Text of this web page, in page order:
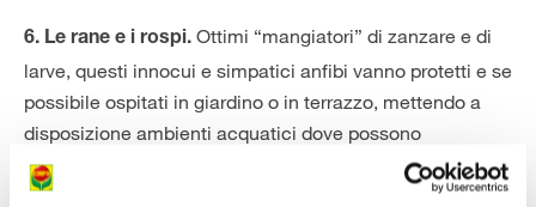
6. Le rane e i rospi. Ottimi “mangiatori” di zanzare e di
larve, questi innocui e simpatici anfibi vanno protetti e se
possibile ospitati in giardino o in terrazzo, mettendo a
disposizione ambienti acquatici dove possono
soggiornare anche i pesci (vedere punto 7.)